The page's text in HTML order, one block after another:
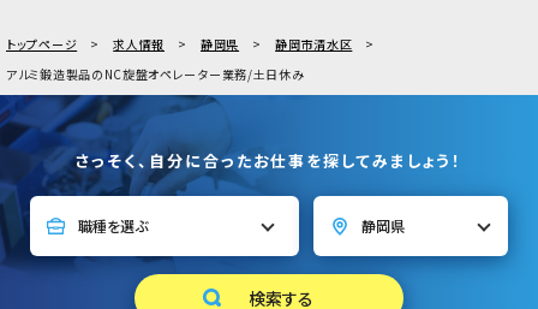
トップページ 求人情報 静岡県
静岡市清水区
アルミ鍛造製品のNC旋盤オペレーター業務/土日休み
さっそく、自分に合ったお仕事を探してみましょう！